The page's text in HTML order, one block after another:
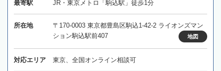
最寄駅 JR・東京メトロ「駒込駅」徒歩1分
所在地
〒170-0003 東京都豊島区駒込1-42-2 ライオンズマン
ション駒込駅前407
地図
対応エリア 東京、全国オンライン相談可